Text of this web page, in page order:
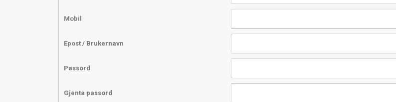
Mobil
Epost / Brukernavn
Passord
Gjenta passord